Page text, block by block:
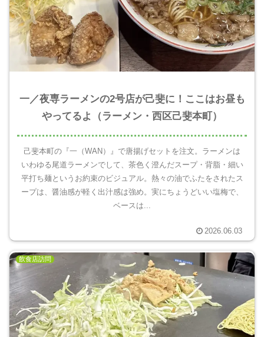
一／夜専ラーメンの2号店が己斐に！ここはお昼も
やってるよ（ラーメン・西区己斐本町）
己斐本町の『一（WAN）』で唐揚げセットを注文。ラーメンは
いわゆる尾道ラーメンでして、茶色く澄んだスープ・背脂・細い
平打ち麺というお約束のビジュアル。熱々の油でふたをされたス
ープは、醤油感が軽く出汁感は強め。実にちょうどいい塩梅で、
ベースは...
2026.06.03
飲食店訪問